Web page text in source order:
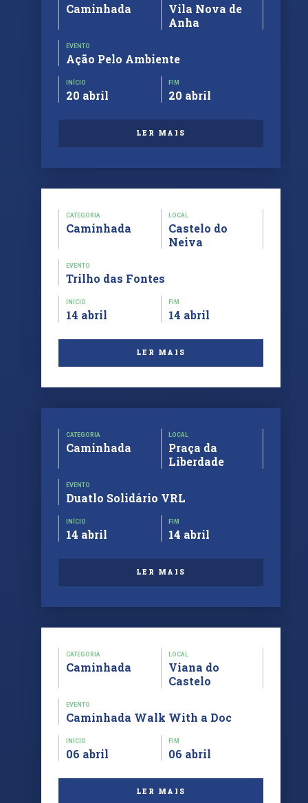
Caminhada
Vila Nova de
Anha
EVENTO
Ação Pelo Ambiente
INÍCIO
20 abril
FIM
20 abril
LER MAIS
CATEGORIA
Caminhada
LOCAL
Castelo do
Neiva
EVENTO
Trilho das Fontes
INÍCIO
14 abril
FIM
14 abril
LER MAIS
CATEGORIA
Caminhada
LOCAL
Praça da
Liberdade
EVENTO
Duatlo Solidário VRL
INÍCIO
14 abril
FIM
14 abril
LER MAIS
CATEGORIA
Caminhada
LOCAL
Viana do
Castelo
EVENTO
Caminhada Walk With a Doc
INÍCIO
06 abril
FIM
06 abril
LER MAIS